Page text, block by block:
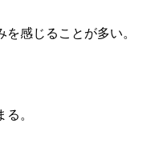
感じることが多い。
。